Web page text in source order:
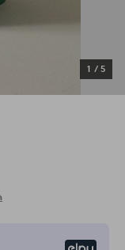
1 / 5